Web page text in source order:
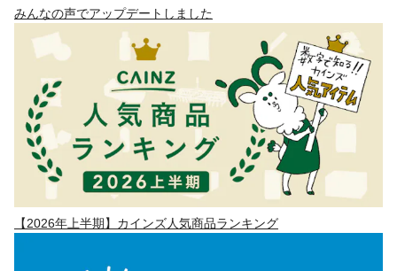
みんなの声でアップデートしました
【2026年上半期】カインズ人気商品ランキング